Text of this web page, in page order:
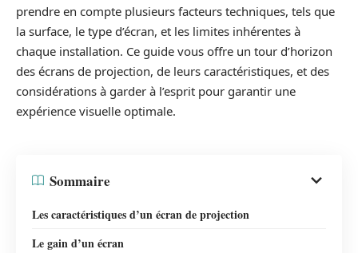
prendre en compte plusieurs facteurs techniques, tels que
la surface, le type d’écran, et les limites inhérentes à
chaque installation. Ce guide vous offre un tour d’horizon
des écrans de projection, de leurs caractéristiques, et des
considérations à garder à l’esprit pour garantir une
expérience visuelle optimale.
Sommaire
Les caractéristiques d’un écran de projection
Le gain d’un écran